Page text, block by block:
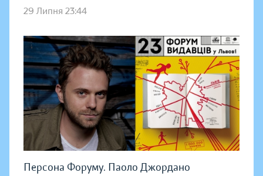
29 Липня 23:44
Персона Форуму. Паоло Джордано